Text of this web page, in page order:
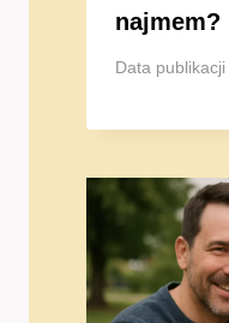
najmem?
Data publikacji